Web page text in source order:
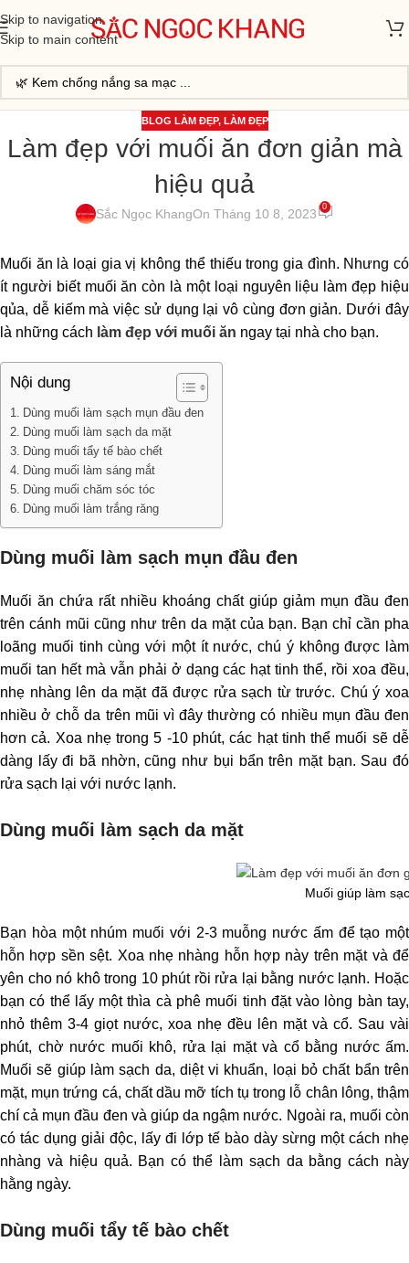
Skip to navigation
Skip to main content
BLOG LÀM ĐẸP, LÀM ĐẸP
Làm đẹp với muối ăn đơn giản mà
hiệu quả
Sắc Ngọc KhangOn Tháng 10 8, 2023 0
Muối ăn là loại gia vị không thể thiếu trong gia đình. Nhưng có
ít người biết muối ăn còn là một loại nguyên liệu làm đẹp hiệu
qủa, dễ kiếm mà việc sử dụng lại vô cùng đơn giản. Dưới đây
là những cách làm đẹp với muối ăn ngay tại nhà cho bạn.
Nội dung
Dùng muối làm sạch mụn đầu đen
Dùng muối làm sạch da mặt
Dùng muối tẩy tế bào chết
Dùng muối làm sáng mắt
Dùng muối chăm sóc tóc
Dùng muối làm trắng răng
Dùng muối làm sạch mụn đầu đen
Muối ăn chứa rất nhiều khoáng chất giúp giảm mụn đầu đen
trên cánh mũi cũng như trên da mặt của bạn. Bạn chỉ cần pha
loãng muối tinh cùng với một ít nước, chú ý không được làm
muối tan hết mà vẫn phải ở dạng các hạt tinh thể, rồi xoa đều,
nhẹ nhàng lên da mặt đã được rửa sạch từ trước. Chú ý xoa
nhiều ở chỗ da trên mũi vì đây thường có nhiều mụn đầu đen
hơn cả. Xoa nhẹ trong 5 -10 phút, các hạt tinh thể muối sẽ dễ
dàng lấy đi bã nhờn, cũng như bụi bẩn trên mặt bạn. Sau đó
rửa sạch lại với nước lạnh.
Dùng muối làm sạch da mặt
Muối giúp làm
Bạn hòa một nhúm muối với 2-3 muỗng nước ấm để tạo một
hỗn hợp sền sệt. Xoa nhẹ nhàng hỗn hợp này trên mặt và để
yên cho nó khô trong 10 phút rồi rửa lại bằng nước lạnh. Hoặc
bạn có thể lấy một thìa cà phê muối tinh đặt vào lòng bàn tay,
nhỏ thêm 3-4 giọt nước, xoa nhẹ đều lên mặt và cổ. Sau vài
phút, chờ nước muối khô, rửa lại mặt và cổ bằng nước ấm.
Muối sẽ giúp làm sạch da, diệt vi khuẩn, loại bỏ chất bẩn trên
mặt, mụn trứng cá, chất dầu mỡ tích tụ trong lỗ chân lông, thậm
chí cả mụn đầu đen và giúp da ngậm nước. Ngoài ra, muối còn
có tác dụng giải độc, lấy đi lớp tế bào dày sừng một cách nhẹ
nhàng và hiệu quả. Bạn có thể làm sạch da bằng cách này
hằng ngày.
Dùng muối tẩy tế bào chết